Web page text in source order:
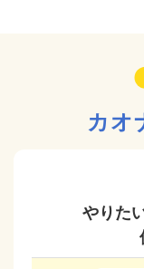
カオ
やりた